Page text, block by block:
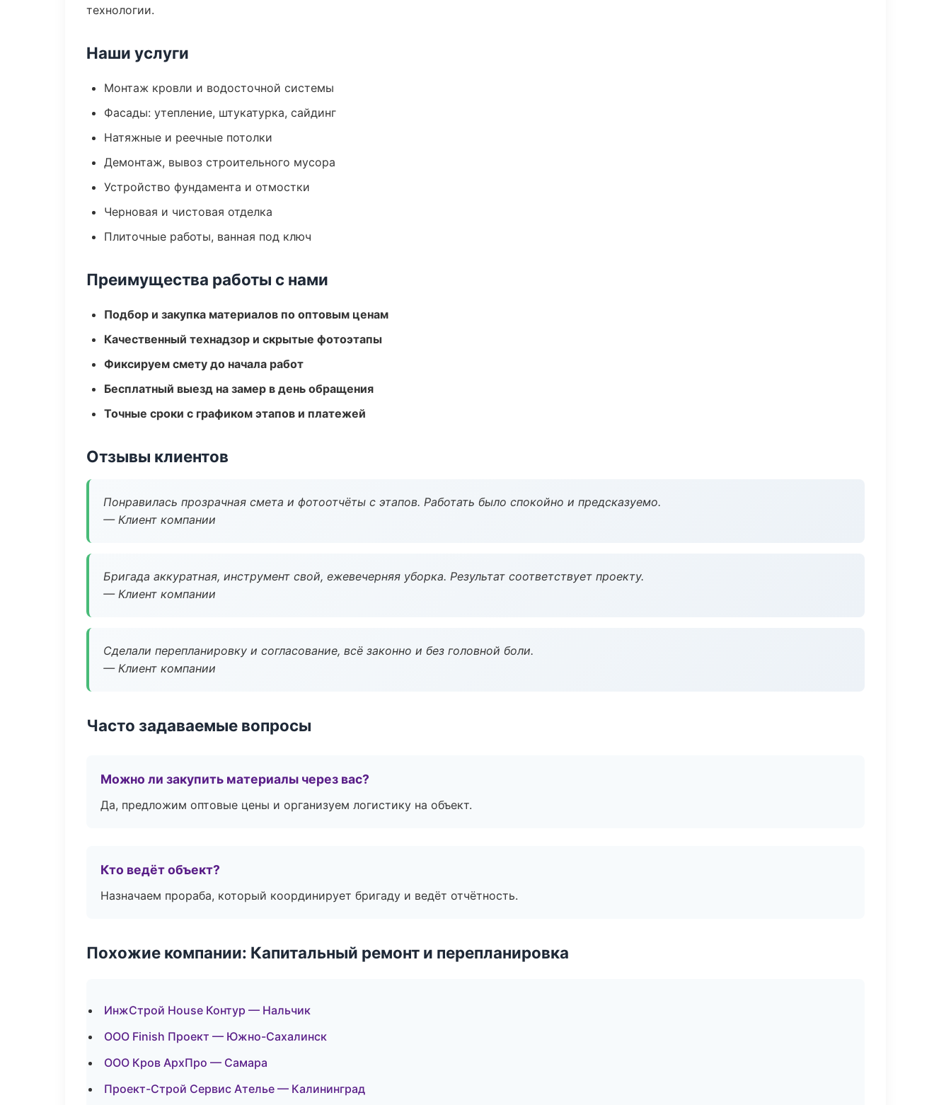
технологии.
Наши услуги
Монтаж кровли и водосточной системы
Фасады: утепление, штукатурка, сайдинг
Натяжные и реечные потолки
Демонтаж, вывоз строительного мусора
Устройство фундамента и отмостки
Черновая и чистовая отделка
Плиточные работы, ванная под ключ
Преимущества работы с нами
Подбор и закупка материалов по оптовым ценам
Качественный технадзор и скрытые фотоэтапы
Фиксируем смету до начала работ
Бесплатный выезд на замер в день обращения
Точные сроки с графиком этапов и платежей
Отзывы клиентов
Понравилась прозрачная смета и фотоотчёты с этапов. Работать было спокойно и предсказуемо.
— Клиент компании
Бригада аккуратная, инструмент свой, ежевечерняя уборка. Результат соответствует проекту.
— Клиент компании
Сделали перепланировку и согласование, всё законно и без головной боли.
— Клиент компании
Часто задаваемые вопросы
Можно ли закупить материалы через вас?
Да, предложим оптовые цены и организуем логистику на объект.
Кто ведёт объект?
Назначаем прораба, который координирует бригаду и ведёт отчётность.
Похожие компании: Капитальный ремонт и перепланировка
ИнжСтрой House Контур — Нальчик
ООО Finish Проект — Южно-Сахалинск
ООО Кров АрхПро — Самара
Проект-Строй Сервис Ателье — Калининград